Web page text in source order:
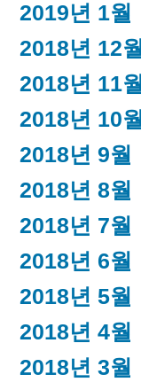
2019년 1월
2018년 12월
2018년 11월
2018년 10월
2018년 9월
2018년 8월
2018년 7월
2018년 6월
2018년 5월
2018년 4월
2018년 3월